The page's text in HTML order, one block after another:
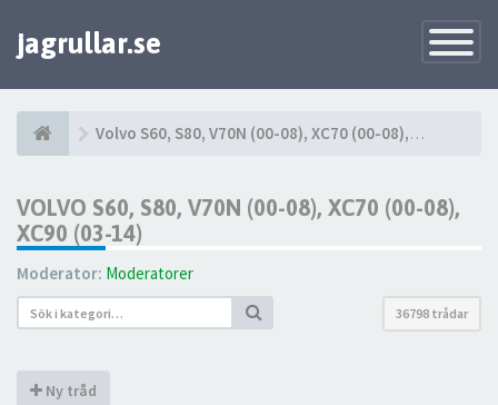
Toggle
jagrullar.se
Volvo S60, S80, V70N (00-08), XC70 (00-08), XC90 (03-14)
VOLVO S60, S80, V70N (00-08), XC70 (00-08),
XC90 (03-14)
Moderator: Moderatorer
36798 trådar
Ny tråd